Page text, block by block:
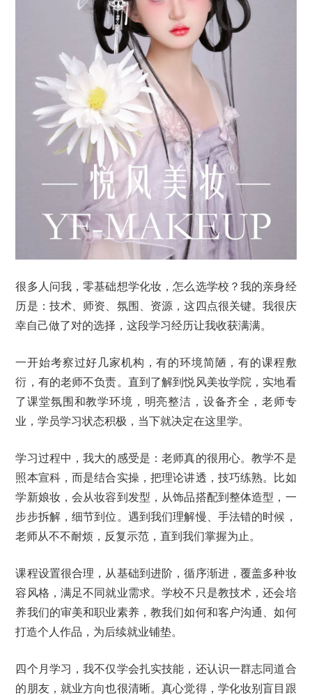
很多人问我，零基础想学化妆，怎么选学校？我的亲身经
历是：技术、师资、氛围、资源，这四点很关键。我很庆
幸自己做了对的选择，这段学习经历让我收获满满。
一开始考察过好几家机构，有的环境简陋，有的课程敷
衍，有的老师不负责。直到了解到悦风美妆学院，实地看
了课堂氛围和教学环境，明亮整洁，设备齐全，老师专
业，学员学习状态积极，当下就决定在这里学。
学习过程中，我大的感受是：老师真的很用心。教学不是
照本宣科，而是结合实操，把理论讲透，技巧练熟。比如
学新娘妆，会从妆容到发型，从饰品搭配到整体造型，一
步步拆解，细节到位。遇到我们理解慢、手法错的时候，
老师从不不耐烦，反复示范，直到我们掌握为止。
课程设置很合理，从基础到进阶，循序渐进，覆盖多种妆
容风格，满足不同就业需求。学校不只是教技术，还会培
养我们的审美和职业素养，教我们如何和客户沟通、如何
打造个人作品，为后续就业铺垫。
四个月学习，我不仅学会扎实技能，还认识一群志同道合
的朋友，就业方向也很清晰。真心觉得，学化妆别盲目跟